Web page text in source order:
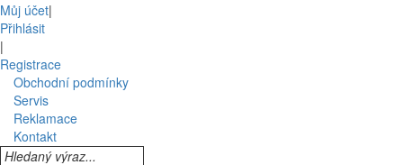
Můj účet|
Přihlásit
|
Registrace
Obchodní podmínky
Servis
Reklamace
Kontakt